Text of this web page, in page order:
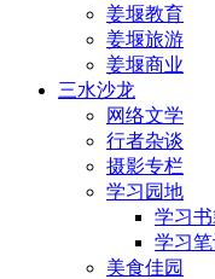
姜堰教育
姜堰旅游
姜堰商业
三水沙龙
网络文学
行者杂谈
摄影专栏
学习园地
学习
学习
美食佳园